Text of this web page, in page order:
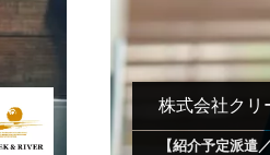
株式会社クリ
【紹介予定派遣